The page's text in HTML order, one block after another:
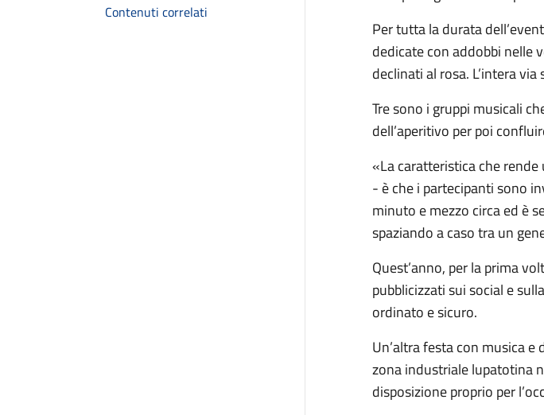
Contenuti correlati
Per tutta la durata
dedicate con addobbi nelle
declinati al rosa. L’intera
Tre sono i gruppi musicali
dell’aperitivo per poi
«La caratteristica che
- è che i partecipanti sono
minuto e mezzo circa ed è
spaziando a caso tra un
Quest’anno, per la prima
pubblicizzati sui social e
ordinato e sicuro.
Un’altra festa con musica
zona industriale lupatotina
disposizione proprio per